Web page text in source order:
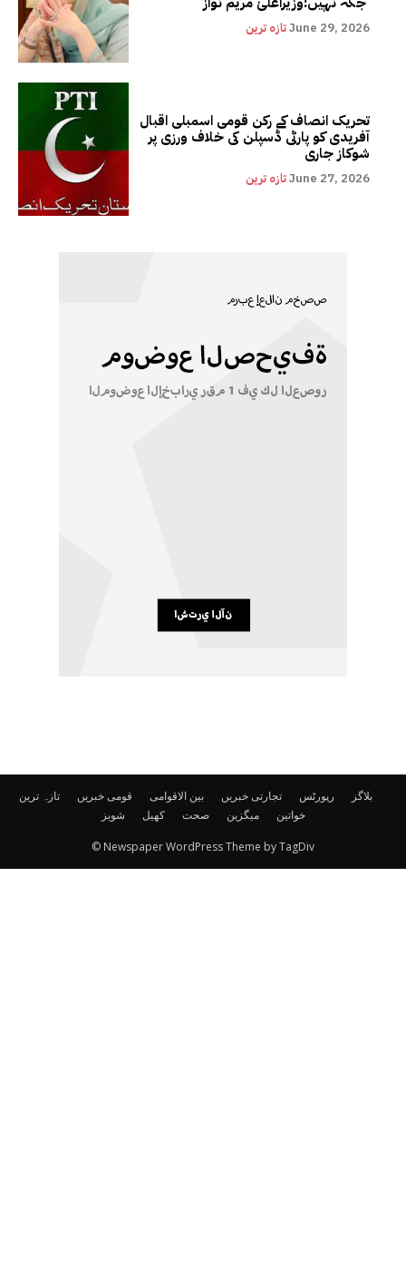
تازہ ترینJune 29, 2026
تحریک انصاف کے رکن قومی اسمبلی اقبال
آفریدی کو پارٹی ڈسپلن کی خلاف ورزی پر
شوکاز جاری
تازہ ترینJune 27, 2026
تازہ ترین قومی خبریں بین الاقوامی تجارتی خبریں رپورٹس
بلاگز
شوبز
کھیل صحت میگزین خواتین
© Newspaper WordPress Theme by TagDiv